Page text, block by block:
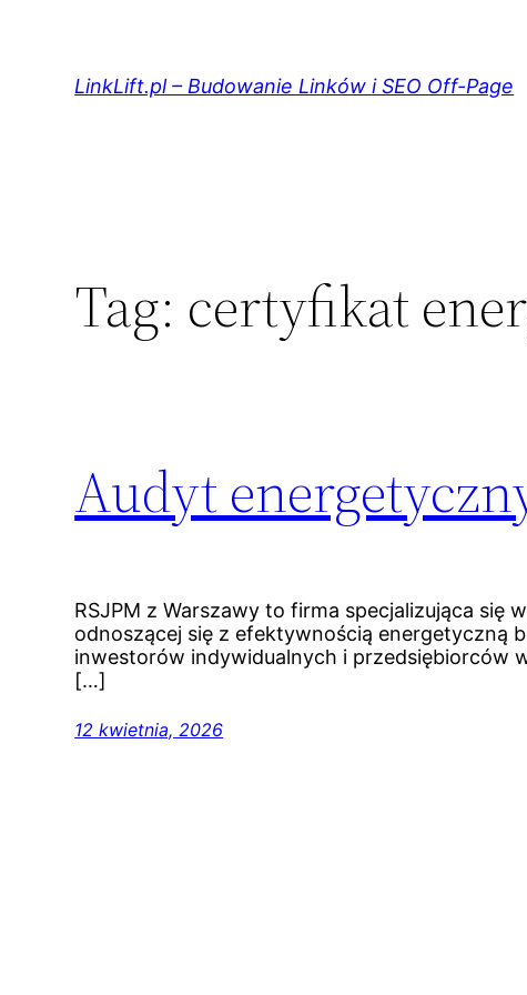
LinkLift.pl – Budowanie Linków i SEO Off-Page
Tag: certyfikat
Audyt
RSJPM z Warszawy to firma specjalizująca się
odnoszącej się z efektywnością energetyczną
inwestorów indywidualnych i przedsiębiorców
[…]
12 kwietnia, 2026